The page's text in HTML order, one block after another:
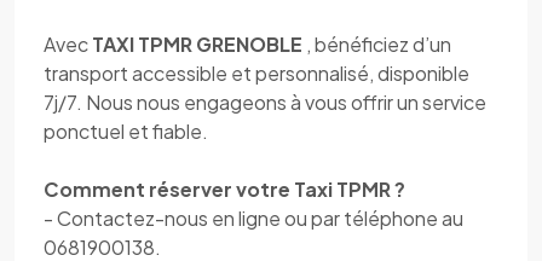
AvecTAXI TPMR GRENOBLE , bénéficiez d’un
transport accessible et personnalisé, disponible
7j/7. Nous nous engageons à vous offrir un service
ponctuel et fiable.
Comment réserver votre Taxi TPMR ?
- Contactez-nous en ligne ou par téléphone au
0681900138.